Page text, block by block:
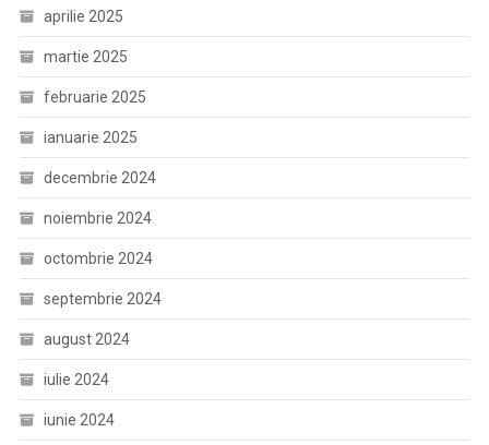
aprilie 2025
martie 2025
februarie 2025
ianuarie 2025
decembrie 2024
noiembrie 2024
octombrie 2024
septembrie 2024
august 2024
iulie 2024
iunie 2024